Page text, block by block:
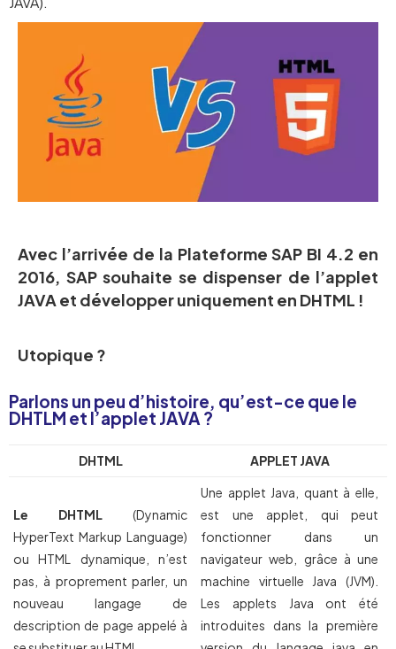
Avec l’arrivée de la Plateforme SAP BI 4.2 en
2016, SAP souhaite se dispenser de l’applet
JAVA et développer uniquement en DHTML !
Utopique ?
Parlons un peu d’histoire, qu’est-ce que le
DHTLM et l’applet JAVA ?
DHTML APPLET JAVA
Le DHTML (Dynamic
HyperText Markup Language)
ou HTML dynamique, n’est
pas, à proprement parler, un
nouveau langage de
description de page appelé à
Une applet Java, quant à elle,
est une applet, qui peut
fonctionner dans un
navigateur web, grâce à une
machine virtuelle Java (JVM).
Les applets Java ont été
introduites dans la première